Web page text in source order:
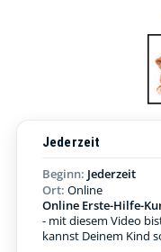
Jederzeit
Beginn: Jederzeit
Ort: Online
Online Erste-Hilfe-
- mit diesem Video
kannst Deinem Kind